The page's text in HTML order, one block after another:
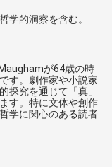
学的洞察を含む。
が64歳の時
す。劇作家や小説家
探究を通じて「真」
す。特に文体や創作
学に関心のある読者